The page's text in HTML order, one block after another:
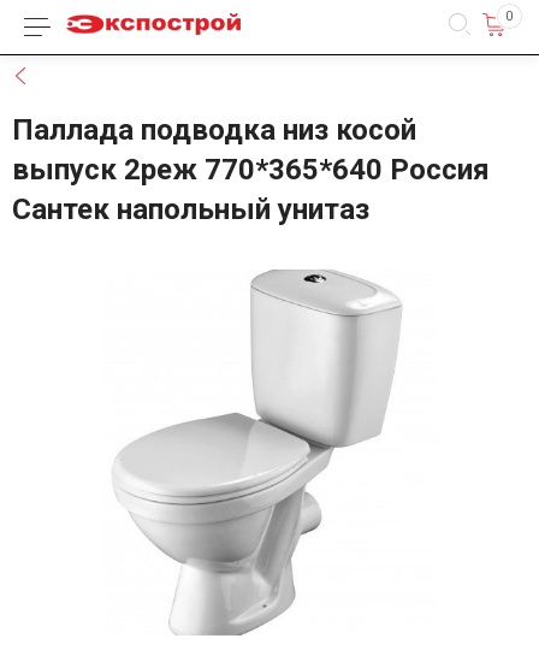
Каталог товаров 0
Паллада подводка низ косой
выпуск 2реж 770*365*640 Россия
Сантек напольный унитаз